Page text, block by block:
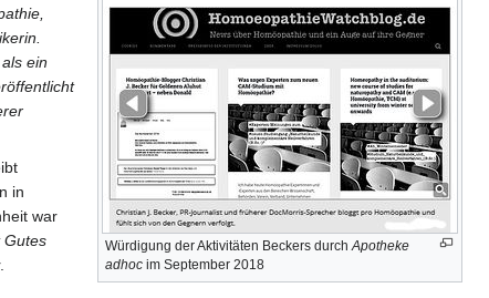
Würdigung der Aktivitäten Beckers durch Apotheke
adhoc im September 2018
ein
in
war
Gutes